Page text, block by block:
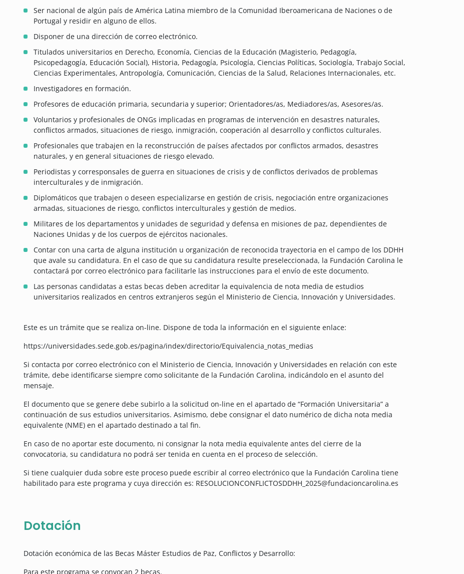
Ser nacional de algún país de América Latina miembro de la Comunidad Iberoamericana de Naciones o de
Portugal y residir en alguno de ellos.
Disponer de una dirección de correo electrónico.
Titulados universitarios en Derecho, Economía, Ciencias de la Educación (Magisterio, Pedagogía,
Psicopedagogía, Educación Social), Historia, Pedagogía, Psicología, Ciencias Políticas, Sociología, Trabajo Social,
Ciencias Experimentales, Antropología, Comunicación, Ciencias de la Salud, Relaciones Internacionales, etc.
Investigadores en formación.
Profesores de educación primaria, secundaria y superior; Orientadores/as, Mediadores/as, Asesores/as.
Voluntarios y profesionales de ONGs implicadas en programas de intervención en desastres naturales,
conflictos armados, situaciones de riesgo, inmigración, cooperación al desarrollo y conflictos culturales.
Profesionales que trabajen en la reconstrucción de países afectados por conflictos armados, desastres
naturales, y en general situaciones de riesgo elevado.
Periodistas y corresponsales de guerra en situaciones de crisis y de conflictos derivados de problemas
interculturales y de inmigración.
Diplomáticos que trabajen o deseen especializarse en gestión de crisis, negociación entre organizaciones
armadas, situaciones de riesgo, conflictos interculturales y gestión de medios.
Militares de los departamentos y unidades de seguridad y defensa en misiones de paz, dependientes de
Naciones Unidas y de los cuerpos de ejércitos nacionales.
Contar con una carta de alguna institución u organización de reconocida trayectoria en el campo de los DDHH
que avale su candidatura. En el caso de que su candidatura resulte preseleccionada, la Fundación Carolina le
contactará por correo electrónico para facilitarle las instrucciones para el envío de este documento.
Las personas candidatas a estas becas deben acreditar la equivalencia de nota media de estudios
universitarios realizados en centros extranjeros según el Ministerio de Ciencia, Innovación y Universidades.
Este es un trámite que se realiza on-line. Dispone de toda la información en el siguiente enlace:
https://universidades.sede.gob.es/pagina/index/directorio/Equivalencia_notas_medias
Si contacta por correo electrónico con el Ministerio de Ciencia, Innovación y Universidades en relación con este
trámite, debe identificarse siempre como solicitante de la Fundación Carolina, indicándolo en el asunto del
mensaje.
El documento que se genere debe subirlo a la solicitud on-line en el apartado de “Formación Universitaria” a
continuación de sus estudios universitarios. Asimismo, debe consignar el dato numérico de dicha nota media
equivalente (NME) en el apartado destinado a tal fin.
En caso de no aportar este documento, ni consignar la nota media equivalente antes del cierre de la
convocatoria, su candidatura no podrá ser tenida en cuenta en el proceso de selección.
Si tiene cualquier duda sobre este proceso puede escribir al correo electrónico que la Fundación Carolina tiene
habilitado para este programa y cuya dirección es: RESOLUCIONCONFLICTOSDDHH_2025@fundacioncarolina.es
Dotación
Dotación económica de las Becas Máster Estudios de Paz, Conflictos y Desarrollo:
Para este programa se convocan 2 becas.